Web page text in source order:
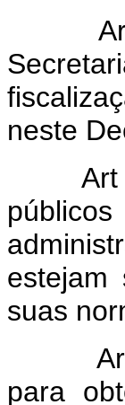
Art
neste
Art
estejam
suas
Art
para